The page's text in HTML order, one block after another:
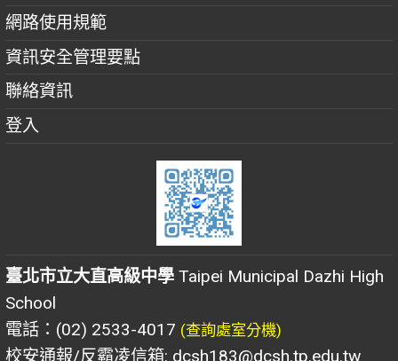
網路使用規範
資訊安全管理要點
聯絡資訊
登入
臺北市立大直高級中學 Taipei Municipal Dazhi High
School
電話：(02) 2533-4017 (查詢處室分機)
校安通報/反霸凌信箱: dcsh183@dcsh.tp.edu.tw